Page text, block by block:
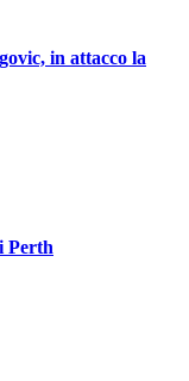
in attacco la
Perth